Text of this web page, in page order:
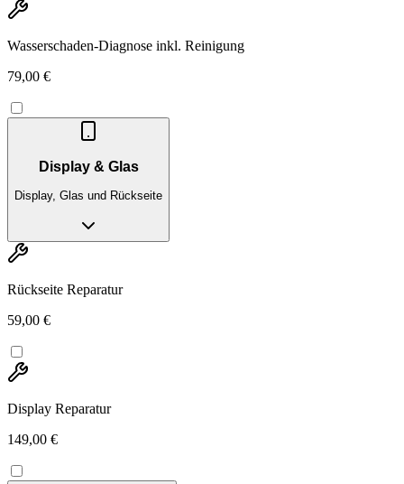
Wasserschaden-Diagnose inkl. Reinigung
79,00 €
Display & Glas
Display, Glas und Rückseite
Rückseite Reparatur
59,00 €
Display Reparatur
149,00 €